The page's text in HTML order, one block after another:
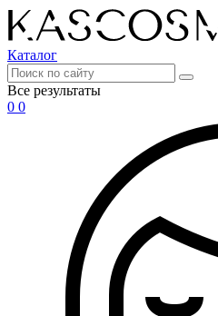
Каталог
Все результаты
0 0